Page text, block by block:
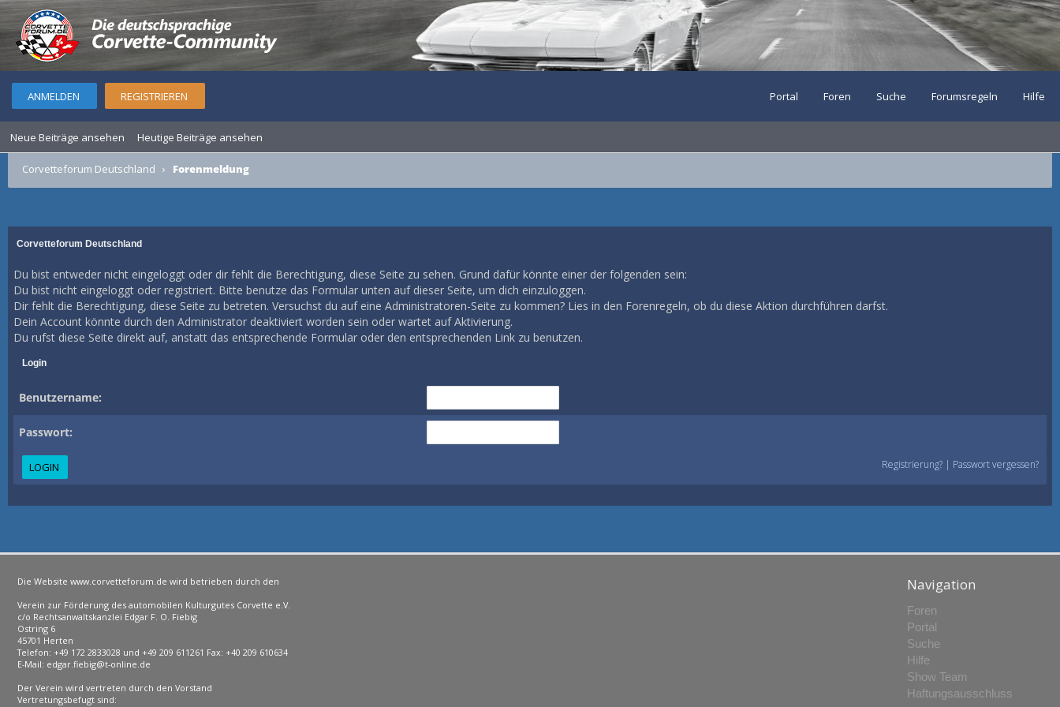
ANMELDEN REGISTRIEREN Portal Foren Suche Forumsregeln Hilfe
Neue Beiträge ansehen Heutige Beiträge ansehen
Corvetteforum Deutschland › Forenmeldung
Corvetteforum Deutschland
Du bist entweder nicht eingeloggt oder dir fehlt die Berechtigung, diese Seite zu sehen. Grund dafür könnte einer der folgenden sein:
Du bist nicht eingeloggt oder registriert. Bitte benutze das Formular unten auf dieser Seite, um dich einzuloggen.
Dir fehlt die Berechtigung, diese Seite zu betreten. Versuchst du auf eine Administratoren-Seite zu kommen? Lies in den Forenregeln, ob du diese Aktion durchführen darfst.
Dein Account könnte durch den Administrator deaktiviert worden sein oder wartet auf Aktivierung.
Du rufst diese Seite direkt auf, anstatt das entsprechende Formular oder den entsprechenden Link zu benutzen.
Login
Benutzername:
Passwort:
Registrierung? | Passwort vergessen?
Navigation
Foren
Portal
Suche
Hilfe
Show Team
Haftungsausschluss
Die Website www.corvetteforum.de wird betrieben durch den
Verein zur Förderung des automobilen Kulturgutes Corvette e.V.
c/o Rechtsanwaltskanzlei Edgar F. O. Fiebig
Ostring 6
45701 Herten
Telefon: +49 172 2833028 und +49 209 611261 Fax: +40 209 610634
E-Mail: edgar.fiebig@t-online.de
Der Verein wird vertreten durch den Vorstand
Vertretungsbefugt sind: